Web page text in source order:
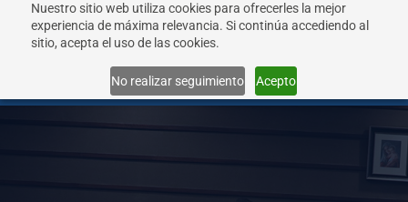
Nuestro sitio web utiliza cookies para ofrecerles la mejor
experiencia de máxima relevancia. Si continúa accediendo al
sitio, acepta el uso de las cookies.
No realizar seguimiento Acepto